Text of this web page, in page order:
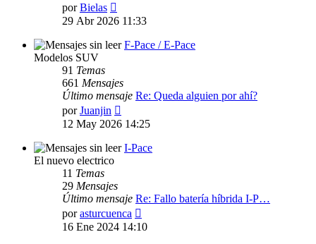
porBielas
último
29 Abr 2026 11:33
F-Pace / E-Pace
Modelos SUV
91 Temas
661 Mensajes
Último mensaje Re: Queda alguien por ahí?
porJuanjin
último
12 May 2026 14:25
I-Pace
El nuevo electrico
11 Temas
29 Mensajes
Último mensaje Re: Fallo batería híbrida I-P…
porasturcuenca
último
16 Ene 2024 14:10